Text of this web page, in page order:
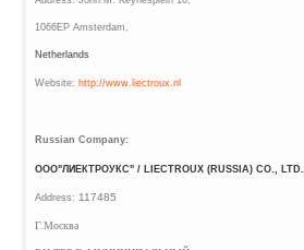
1066EP Amsterdam,
Netherlands
Website: http://www.liectroux.nl
Russian Company:
ООО"ЛИЕКТРОУКС" / LIECTROUX (RUSSIA) CO., LTD.
Address: 117485
Г.Москва